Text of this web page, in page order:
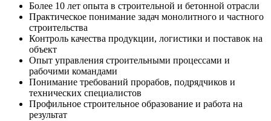
Более 10 лет опыта в строительной и бетонной отрасли
Практическое понимание задач монолитного и частного
строительства
Контроль качества продукции, логистики и поставок на
объект
Опыт управления строительными процессами и
рабочими командами
Понимание требований прорабов, подрядчиков и
технических специалистов
Профильное строительное образование и работа на
результат